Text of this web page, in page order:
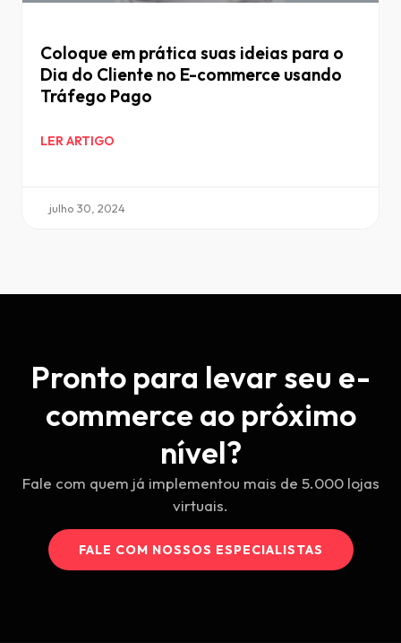
Coloque em prática suas ideias para o
Dia do Cliente no E-commerce usando
Tráfego Pago
LER ARTIGO
julho 30, 2024
Pronto para levar seu e-
commerce ao próximo
nível?
Fale com quem já implementou mais de 5.000 lojas
virtuais.
FALE COM NOSSOS ESPECIALISTAS